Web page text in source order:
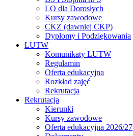
LO dla Dorosłych
Kursy zawodowe
CKZ (dawniej CKP)
Dyplomy i Podziękowania
LUTW
Komunikaty LUTW
Regulamin
Oferta edukacyjna
Rozkład zajęć
Rekrutacja
Rekrutacja
Kierunki
Kursy zawodowe
Oferta edukacyjna 2026/27